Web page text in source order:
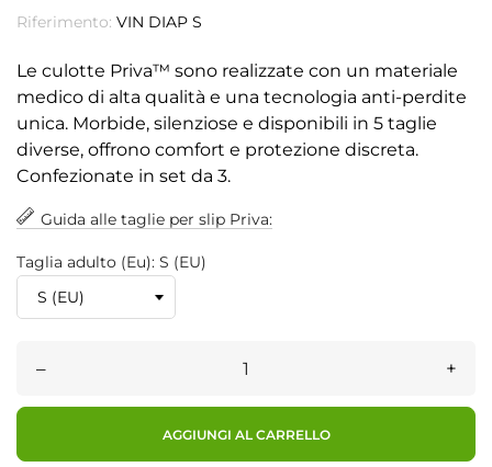
Riferimento: VIN DIAP S
Le culotte Priva™ sono realizzate con un materiale
medico di alta qualità e una tecnologia anti-perdite
unica. Morbide, silenziose e disponibili in 5 taglie
diverse, offrono comfort e protezione discreta.
Confezionate in set da 3.
Guida alle taglie per slip Priva:
Taglia adulto (Eu): S (EU)
– +
AGGIUNGI AL CARRELLO